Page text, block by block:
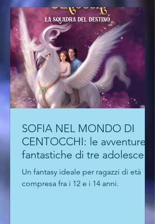
SOFIA NEL MONDO DI
CENTOCCHI: le avventure
fantastiche di tre adolescenti
alla scoperta di sé
Un fantasy ideale per ragazzi di età
compresa fra i 12 e i 14 anni.